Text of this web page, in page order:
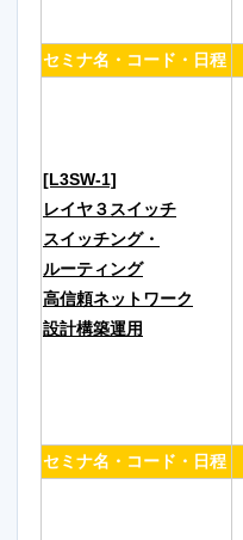
セミナ名・コード・日程
[L3SW-1]
レイヤ３スイッチ
スイッチング・
ルーティング
高信頼ネットワーク
設計構築運用
セミナ名・コード・日程